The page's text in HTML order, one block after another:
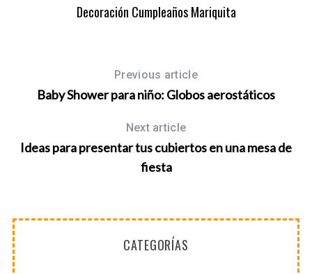
Decoración Cumpleaños Mariquita
Previous article
Baby Shower para niño: Globos aerostáticos
Next article
Ideas para presentar tus cubiertos en una mesa de
fiesta
CATEGORÍAS